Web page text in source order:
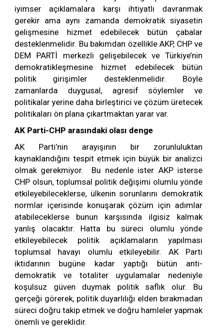
iyimser açıklamalara karşı ihtiyatlı davranmak
gerekir ama aynı zamanda demokratik siyasetin
gelişmesine hizmet edebilecek bütün çabalar
desteklenmelidir. Bu bakımdan özellikle AKP, CHP ve
DEM PARTİ merkezli gelişebilecek ve Türkiye’nin
demokratikleşmesine hizmet edebilecek bütün
politik girişimler desteklenmelidir. Böyle
zamanlarda duygusal, agresif söylemler ve
politikalar yerine daha birleştirici ve çözüm üretecek
politikaları ön plana çıkartmaktan yarar var.
AK Parti-CHP arasındaki olası denge
AK Parti’nin arayışının bir zorunluluktan
kaynaklandığını tespit etmek için büyük bir analizci
olmak gerekmiyor. Bu nedenle ister AKP isterse
CHP olsun, toplumsal politik değişimi olumlu yönde
etkileyebileceklerse, ülkenin sorunlarını demokratik
normlar içerisinde konuşarak çözüm için adımlar
atabileceklerse bunun karşısında ilgisiz kalmak
yanlış olacaktır. Hatta bu süreci olumlu yönde
etkileyebilecek politik açıklamaların yapılması
toplumsal havayı olumlu etkileyebilir. AK Parti
iktidarının bugüne kadar yaptığı bütün anti-
demokratik ve totaliter uygulamalar nedeniyle
koşulsuz güven duymak politik saflık olur. Bu
gerçeği görerek, politik duyarlılığı elden bırakmadan
süreci doğru takip etmek ve doğru hamleler yapmak
önemli ve gereklidir.